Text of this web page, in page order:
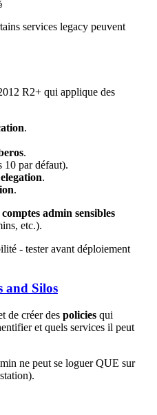
services legacy peuvent
R2+ qui applique des
.
.
10 par défaut).
.
.
comptes admin sensibles
etc.).
- tester avant déploiement
and Silos
de créer des policies qui
et quels services il peut
ne peut se loguer QUE sur